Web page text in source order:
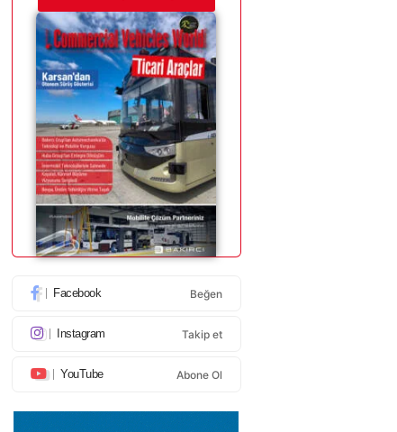
Facebook Beğen
Instagram Takip et
YouTube Abone Ol